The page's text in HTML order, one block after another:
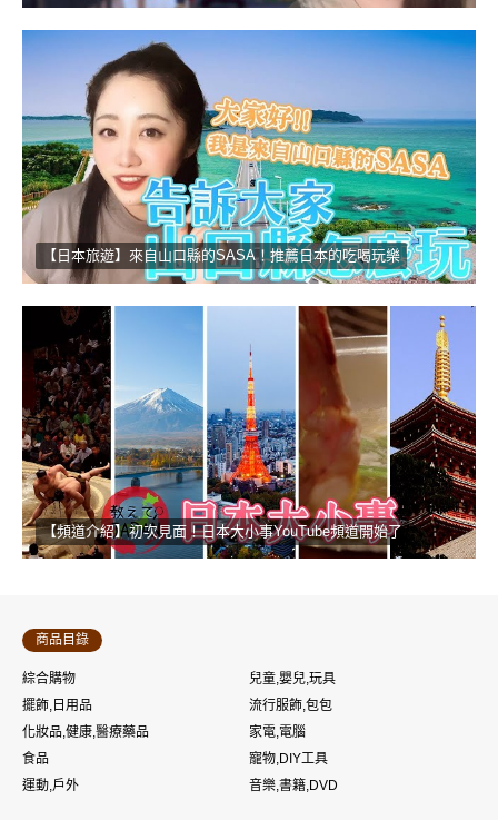
【日本旅遊】來自山口縣的SASA！推薦日本的吃喝玩樂
【頻道介紹】初次見面！日本大小事YouTube頻道開始了
商品目錄
綜合購物
兒童,嬰兒,玩具
擺飾,日用品
流行服飾,包包
化妝品,健康,醫療藥品
家電,電腦
食品
寵物,DIY工具
運動,戶外
音樂,書籍,DVD